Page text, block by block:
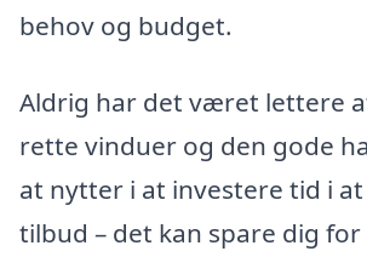
behov og budget.
Aldrig har det været lettere
rette vinduer og den gode
at nytter i at investere tid i
tilbud – det kan spare dig